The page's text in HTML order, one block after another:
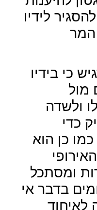
לידיו
המר
כי בידיו
מול
ולשדה
כדי
כן הוא
ומסתכל
בדבר אי
לאיחוד